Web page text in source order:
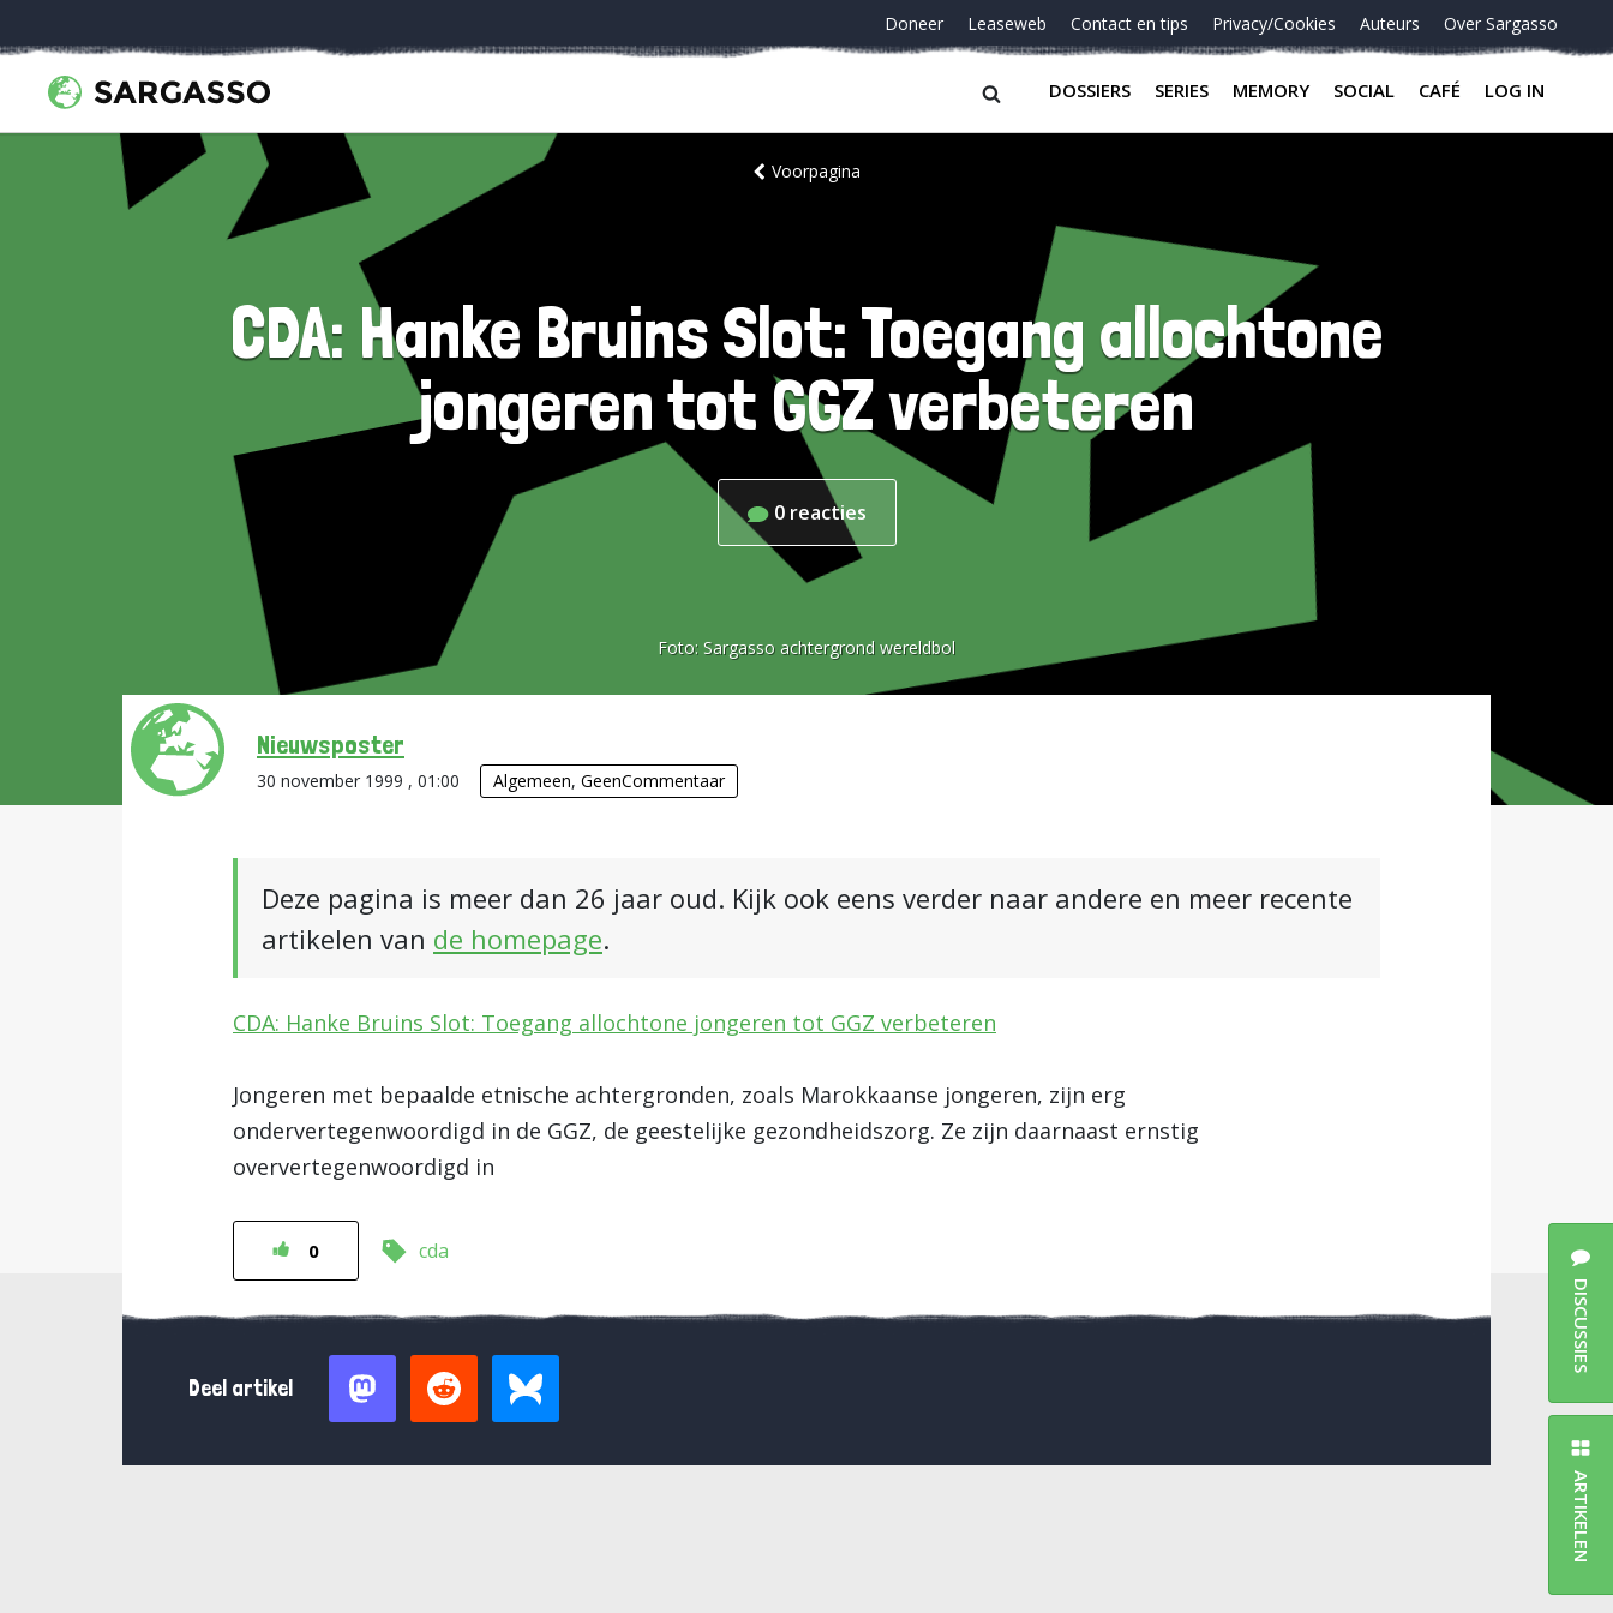
Doneer Leaseweb Contact en tips Privacy/Cookies Auteurs Over Sargasso
DOSSIERS SERIES MEMORY SOCIAL CAFÉ LOG IN
Voorpagina
CDA: Hanke Bruins Slot: Toegang allochtone
jongeren tot GGZ verbeteren
0 reacties
Foto: Sargasso achtergrond wereldbol
Nieuwsposter
30 november 1999 , 01:00 Algemeen, GeenCommentaar
Deze pagina is meer dan 26 jaar oud. Kijk ook eens verder naar andere en meer recente
artikelen van de homepage.
CDA: Hanke Bruins Slot: Toegang allochtone jongeren tot GGZ verbeteren
Jongeren met bepaalde etnische achtergronden, zoals Marokkaanse jongeren, zijn erg
ondervertegenwoordigd in de GGZ, de geestelijke gezondheidszorg. Ze zijn daarnaast ernstig
oververtegenwoordigd in
0 cda
Deel artikel
DISCUSSIES
ARTIKELEN